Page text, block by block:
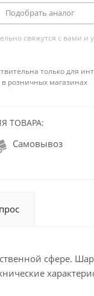
Подобрать аналог
свяжутся с вами и
только для
розничных магазинах
ТОВАРА:
Самовывоз
сфере.